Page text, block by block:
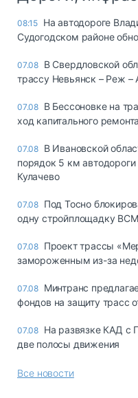
08:15 На автодороге
Судогодском районе
07.08 В Свердловской
трассу Невьянск – Реж –
07.08 В Бессоновке на
ход капитального
07.08 В Ивановской
порядок 5 км
Кулачево
07.08 Под Тосно
одну стройплощадку ВСМ
07.08 Проект трассы
замороженным из-за
07.08 Минтранс
фондов на защиту трасс
07.08 На развязке КАД с
две полосы движения
Все новости